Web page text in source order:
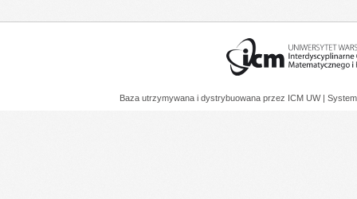
Baza utrzymywana i dystrybuowana przez ICM UW |